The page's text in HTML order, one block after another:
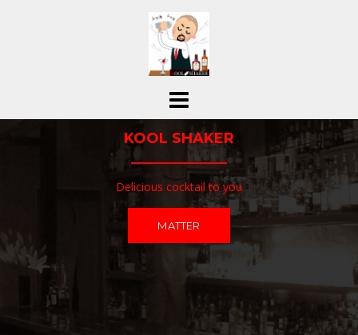
ス
KOOL SHAKER
Delicious cocktail to you
MATTER